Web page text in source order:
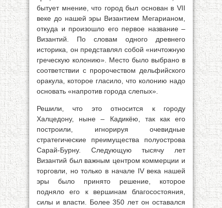
бытует мнение, что город был основан в VII
веке до нашей эры Византием Мегарианом,
откуда и произошло его первое название –
Византий. По словам одного древнего
историка, он представлял собой «ничтожную
греческую колонию». Место было выбрано в
соответствии с пророчеством дельфийского
оракула, которое гласило, что колонию надо
основать «напротив города слепых».
Решили, что это относится к городу
Халцедону, ныне – Кадикёю, так как его
построили, игнорируя очевидные
стратегические преимущества полуострова
Сарай-Бурну. Следующую тысячу лет
Византий был важным центром коммерции и
торговли, но только в начале IV века нашей
эры было принято решение, которое
подняло его к вершинам благосостояния,
силы и власти. Более 350 лет он оставался